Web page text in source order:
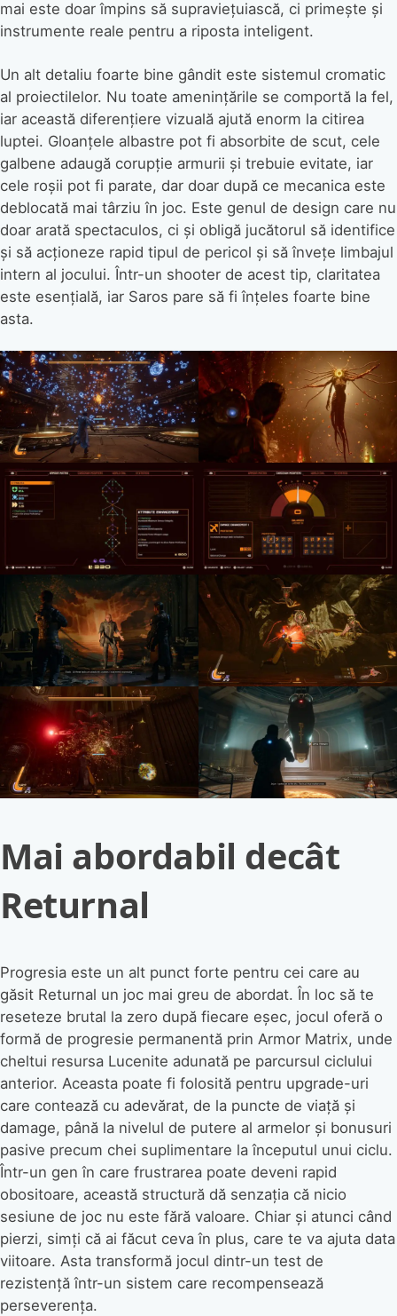
mai este doar împins să supraviețuiască, ci primește și
instrumente reale pentru a riposta inteligent.
Un alt detaliu foarte bine gândit este sistemul cromatic
al proiectilelor. Nu toate amenințările se comportă la fel,
iar această diferențiere vizuală ajută enorm la citirea
luptei. Gloanțele albastre pot fi absorbite de scut, cele
galbene adaugă corupție armurii și trebuie evitate, iar
cele roșii pot fi parate, dar doar după ce mecanica este
deblocată mai târziu în joc. Este genul de design care nu
doar arată spectaculos, ci și obligă jucătorul să identifice
și să acționeze rapid tipul de pericol și să învețe limbajul
intern al jocului. Într-un shooter de acest tip, claritatea
este esențială, iar Saros pare să fi înțeles foarte bine
asta.
Mai abordabil decât
Returnal
Progresia este un alt punct forte pentru cei care au
găsit Returnal un joc mai greu de abordat. În loc să te
reseteze brutal la zero după fiecare eșec, jocul oferă o
formă de progresie permanentă prin Armor Matrix, unde
cheltui resursa Lucenite adunată pe parcursul ciclului
anterior. Aceasta poate fi folosită pentru upgrade-uri
care contează cu adevărat, de la puncte de viață și
damage, până la nivelul de putere al armelor și bonusuri
pasive precum chei suplimentare la începutul unui ciclu.
Într-un gen în care frustrarea poate deveni rapid
obositoare, această structură dă senzația că nicio
sesiune de joc nu este fără valoare. Chiar și atunci când
pierzi, simți că ai făcut ceva în plus, care te va ajuta data
viitoare. Asta transformă jocul dintr-un test de
rezistență într-un sistem care recompensează
perseverența.